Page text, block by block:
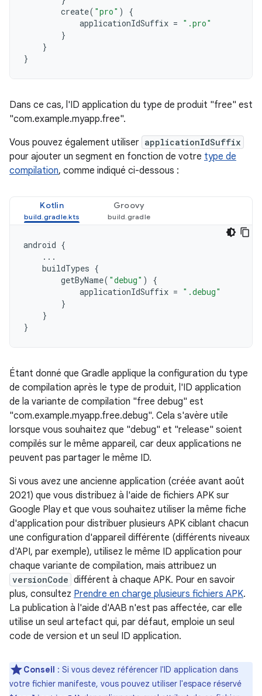
create( "pro" )
{
applicationIdSuffix = ".pro"
}
}
}
Dans ce cas, l'ID application du type de produit "free" est
"com.example.myapp.free".
Vous pouvez également utiliser applicationIdSuffix
pour ajouter un segment en fonction de votre type de
compilation, comme indiqué ci-dessous :
Kotlin Groovy
android {
...
buildTypes {
getByName( "debug" )
{
applicationIdSuffix = ".debug"
}
}
}
Étant donné que Gradle applique la configuration du type
de compilation après le type de produit, l'ID application
de la variante de compilation "free debug" est
"com.example.myapp.free.debug". Cela s'avère utile
lorsque vous souhaitez que "debug" et "release" soient
compilés sur le même appareil, car deux applications ne
peuvent pas partager le même ID.
Si vous avez une ancienne application (créée avant août
2021) que vous distribuez à l'aide de fichiers APK sur
Google Play et que vous souhaitez utiliser la même fiche
d'application pour distribuer plusieurs APK ciblant chacun
une configuration d'appareil différente (différents niveaux
d'API, par exemple), utilisez le même ID application pour
chaque variante de compilation, mais attribuez un
versionCode différent à chaque APK. Pour en savoir
plus, consultez Prendre en charge plusieurs fichiers APK.
La publication à l'aide d'AAB n'est pas affectée, car elle
utilise un seul artefact qui, par défaut, emploie un seul
code de version et un seul ID application.
Conseil : Si vous devez référencer l'ID application dans
votre fichier manifeste, vous pouvez utiliser l'espace réservé